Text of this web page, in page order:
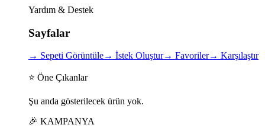
Yardım & Destek
Sayfalar
→ Sepeti Görüntüle→ İstek Oluştur→ Favoriler→ Karşılaştır
⭐ Öne Çıkanlar
Şu anda gösterilecek ürün yok.
🎉 KAMPANYA